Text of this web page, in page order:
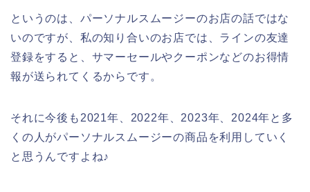
というのは、パーソナルスムージーのお店の話ではな
いのですが、私の知り合いのお店では、ラインの友達
登録をすると、サマーセールやクーポンなどのお得情
報が送られてくるからです。
それに今後も2021年、2022年、2023年、2024年と多
くの人がパーソナルスムージーの商品を利用していく
と思うんですよね♪